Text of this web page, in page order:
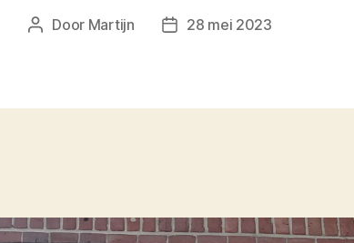
Berichtauteur
Door Martijn Berichtdatum
28 mei 2023